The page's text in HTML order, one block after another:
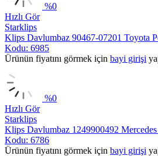
%0
Hızlı Gör
Starklips
Klips Davlumbaz 90467-07201 Toyota
Kodu: 6985
Ürünün fiyatını görmek için bayi girişi
%0
Hızlı Gör
Starklips
Klips Davlumbaz 1249900492
Kodu: 6786
Ürünün fiyatını görmek için bayi girişi